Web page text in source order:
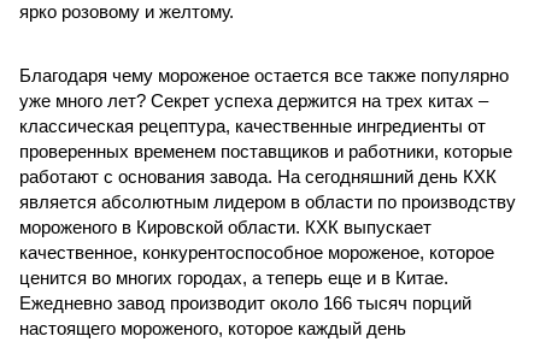
ярко розовому и желтому.
Благодаря чему мороженое остается все также популярно
уже много лет? Секрет успеха держится на трех китах –
классическая рецептура, качественные ингредиенты от
проверенных временем поставщиков и работники, которые
работают с основания завода. На сегодняшний день КХК
является абсолютным лидером в области по производству
мороженого в Кировской области. КХК выпускает
качественное, конкурентоспособное мороженое, которое
ценится во многих городах, а теперь еще и в Китае.
Ежедневно завод производит около 166 тысяч порций
настоящего мороженого, которое каждый день